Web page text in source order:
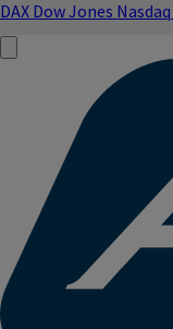
DAX Dow Jones Nasdaq